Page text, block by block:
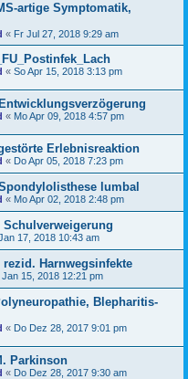
artige Symptomatik,
« Fr Jul 27, 2018 9:29 am
« So Apr 15, 2018 3:13 pm
« Mo Apr 09, 2018 4:57 pm
Erlebnisreaktion
« Do Apr 05, 2018 7:23 pm
lumbal
« Mo Apr 02, 2018 2:48 pm
Schulverweigerung
17, 2018 10:43 am
rezid. Harnwegsinfekte
Jan 15, 2018 12:21 pm
Blepharitis-
« Do Dez 28, 2017 9:01 pm
Parkinson
« Do Dez 28, 2017 9:30 am